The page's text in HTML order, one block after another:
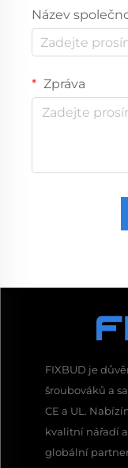
Název
Zpráva
FIXBUD je
šroubováků a
CE a UL.
kvalitní nářadí
globální